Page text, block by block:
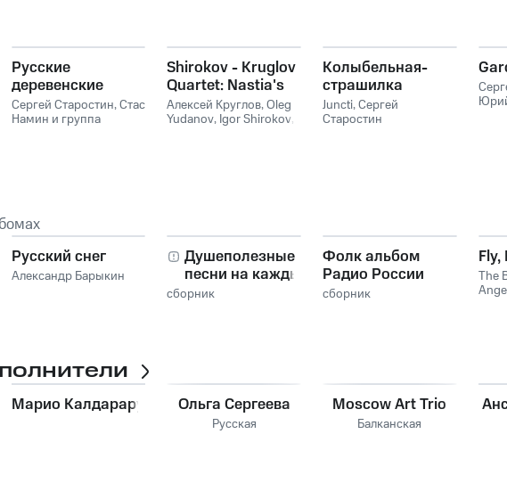
Русские
деревенские
песни
Сергей Старостин,Стас
Намин и группа
Shirokov - Kruglov
Quartet: Nastia's
Fair
Алексей Круглов,Oleg
Yudanov, Igor Shirokov,
Колыбельная-
страшилка
Juncti,Сергей
Старостин
Русский снег
Александр Барыкин
Душеполезные
песни на каждый
день
сборник
Фолк альбом
Радио России
сборник
Fly,
The
Марио Калдарару Ольга Сергеева
Русская
Moscow Art Trio
Балканская